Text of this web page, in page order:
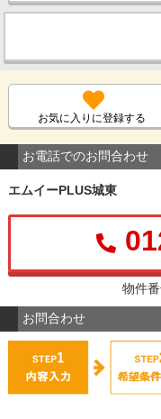
お気に入りに登録する
お電話でのお問合わせ
エムイーPLUS城東
物件
お問合わせ